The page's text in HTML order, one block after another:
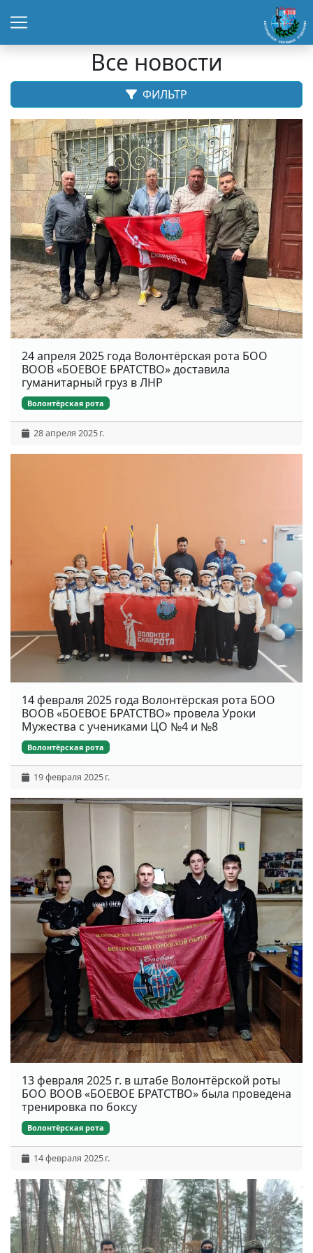
Все новости
ФИЛЬТР
24 апреля 2025 года Волонтёрская рота БОО
ВООВ «БОЕВОЕ БРАТСТВО» доставила
гуманитарный груз в ЛНР
Волонтёрская рота
28 апреля 2025 г.
14 февраля 2025 года Волонтёрская рота БОО
ВООВ «БОЕВОЕ БРАТСТВО» провела Уроки
Мужества с учениками ЦО №4 и №8
Волонтёрская рота
19 февраля 2025 г.
13 февраля 2025 г. в штабе Волонтёрской роты
БОО ВООВ «БОЕВОЕ БРАТСТВО» была проведена
тренировка по боксу
Волонтёрская рота
14 февраля 2025 г.